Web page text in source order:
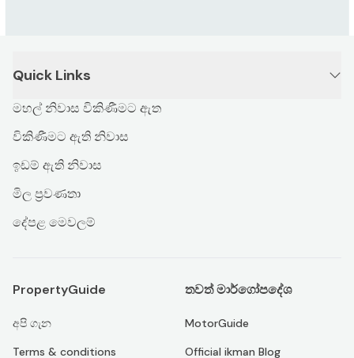
Quick Links
මහල් නිවාස විකිණීමට ඇත
විකිණීමට ඇති නිවාස
ඉඩම් ඇති නිවාස
මිල ප්‍රවණතා
දේපළ මෙවලම්
PropertyGuide
අපි ගැන
Terms & conditions
තවත් මාර්ගෝපදේශ
MotorGuide
Official ikman Blog